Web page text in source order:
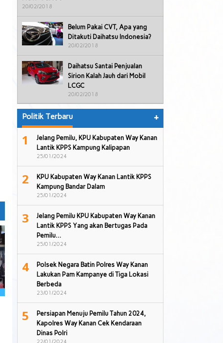
20/02/2018
Belum Pakai CVT, Apa yang
Ditakuti Daihatsu Indonesia?
20/02/2018
Daihatsu Santai Penjualan
Sirion Kalah Jauh dari Mobil
LCGC
20/02/2018
Politik Terbaru +
1
Jelang Pemilu, KPU Kabupaten Way Kanan
Lantik KPPS Kampung Kalipapan
25/01/2024
2
KPU Kabupaten Way Kanan Lantik KPPS
Kampung Bandar Dalam
25/01/2024
3
Jelang Pemilu KPU Kabupaten Way Kanan
Lantik KPPS Yang akan Bertugas Pada
Pemilu…
25/01/2024
4
Polsek Negara Batin Polres Way Kanan
Lakukan Pam Kampanye di Tiga Lokasi
Berbeda
23/01/2024
5
Persiapan Menuju Pemilu Tahun 2024,
Kapolres Way Kanan Cek Kendaraan
Dinas Polri